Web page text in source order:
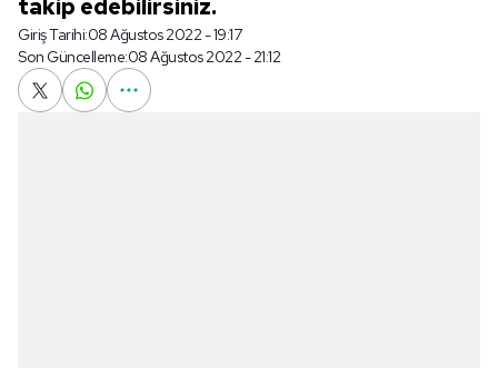
takip edebilirsiniz.
Giriş Tarihi:08 Ağustos 2022 - 19:17
Son Güncelleme:08 Ağustos 2022 - 21:12